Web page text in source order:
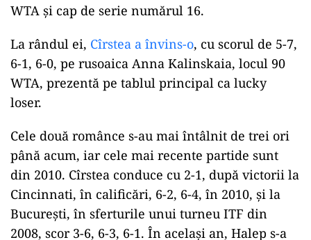
WTA şi cap de serie numărul 16.
La rândul ei, Cîrstea a învins-o, cu scorul de 5-7,
6-1, 6-0, pe rusoaica Anna Kalinskaia, locul 90
WTA, prezentă pe tablul principal ca lucky
loser.
Cele două românce s-au mai întâlnit de trei ori
până acum, iar cele mai recente partide sunt
din 2010. Cîrstea conduce cu 2-1, după victorii la
Cincinnati, în calificări, 6-2, 6-4, în 2010, şi la
Bucureşti, în sferturile unui turneu ITF din
2008, scor 3-6, 6-3, 6-1. În același an, Halep s-a